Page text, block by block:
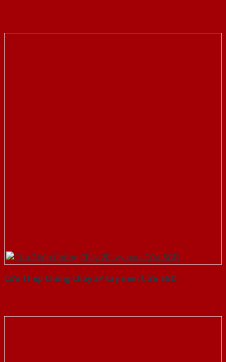
Cửa Thép Chống Cháy 2P tay nam Cửa-SGD